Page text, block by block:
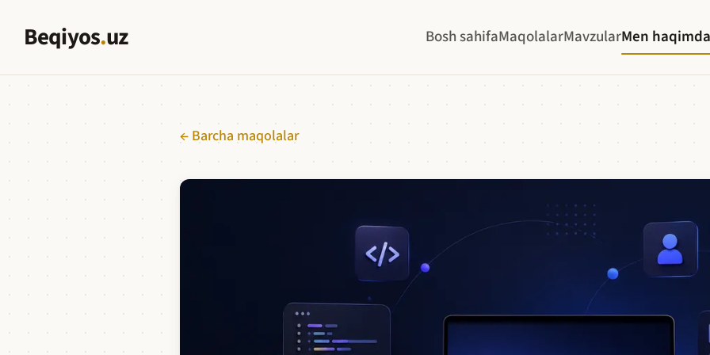
Beqiyos.uz Bosh sahifaMaqolalarMavzularMen haqimda
← Barcha maqolalar